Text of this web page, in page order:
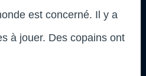
est concerné. Il y a
à jouer. Des copains ont